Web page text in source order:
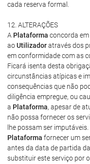
cada reserva formal.
12. ALTERAÇÕES
A Plataforma concorda
aoUtilizadoratravés dos
em conformidade com as
Ficará isenta desta
circunstâncias atípicas e
consequências que não
diligência empregue, ou
a Plataforma, apesar de
não possa fornecer os
lhe possam ser
Plataforma fornecer um
antes da data de partida
substituir este serviço por